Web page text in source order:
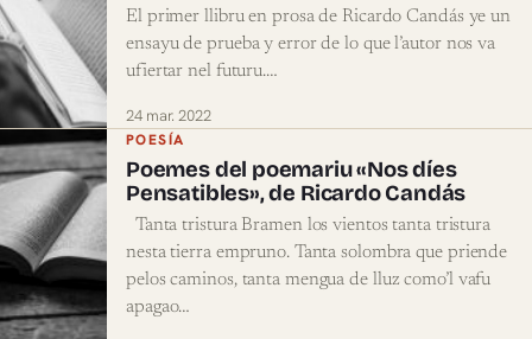
El primer llibru en prosa de Ricardo Candás ye un
ensayu de prueba y error de lo que l’autor nos va
ufiertar nel futuru.…
24 mar. 2022
POESÍA
Poemes del poemariu «Nos díes
Pensatibles», de Ricardo Candás
Tanta tristura Bramen los vientos tanta tristura
nesta tierra empruno. Tanta solombra que priende
pelos caminos, tanta mengua de lluz como’l vafu
apagao…